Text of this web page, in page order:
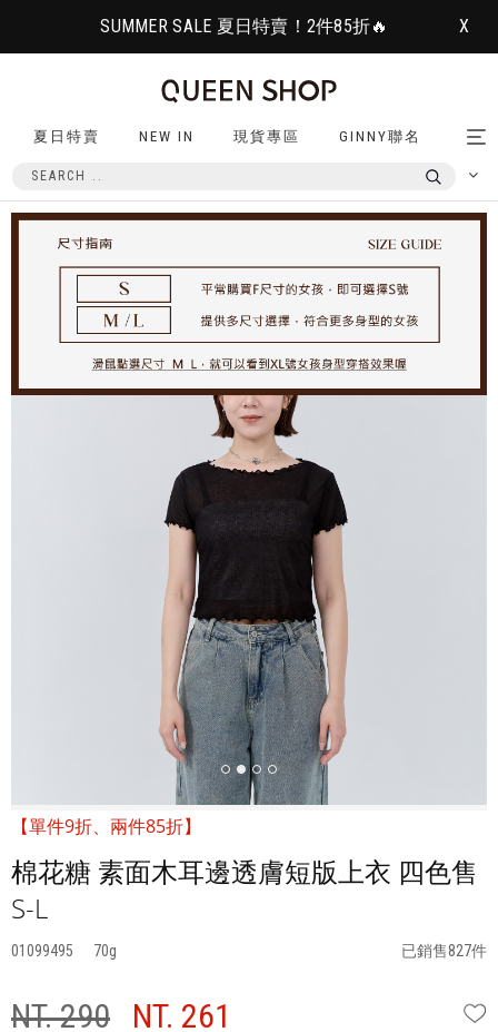
SUMMER SALE 夏日特賣！2件85折🔥 X
夏日特賣 NEW IN 現貨專區 GINNY聯名
【單件9折、兩件85折】
棉花糖 素面木耳邊透膚短版上衣 四色售
S-L
01099495 70 已銷售827件
NT. 290 NT. 261